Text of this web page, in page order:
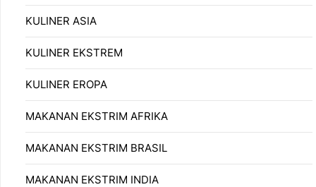
KULINER ASIA
KULINER EKSTREM
KULINER EROPA
MAKANAN EKSTRIM AFRIKA
MAKANAN EKSTRIM BRASIL
MAKANAN EKSTRIM INDIA